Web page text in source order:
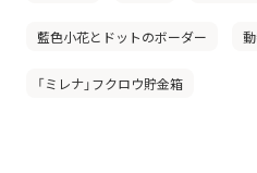
藍色小花とドットのボーダー
「ミレナ」フクロウ貯金箱